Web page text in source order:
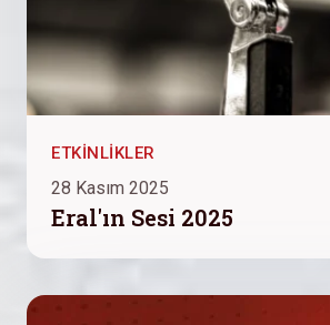
ETKINLIKLER
28 Kasım 2025
Eral'ın Sesi 2025